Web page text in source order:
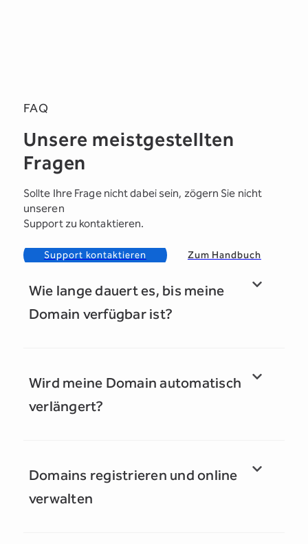
FAQ
Unsere meistgestellten
Fragen
Sollte Ihre Frage nicht dabei sein, zögern Sie nicht
unseren
Support zu kontaktieren.
Support kontaktieren Zum Handbuch
Wie lange dauert es, bis meine
Domain verfügbar ist?
Wird meine Domain automatisch
verlängert?
Domains registrieren und online
verwalten